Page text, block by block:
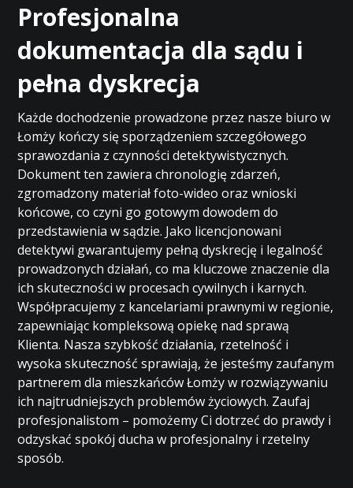
Profesjonalna
dokumentacja dla sądu i
pełna dyskrecja
Każde dochodzenie prowadzone przez nasze biuro w
Łomży kończy się sporządzeniem szczegółowego
sprawozdania z czynności detektywistycznych.
Dokument ten zawiera chronologię zdarzeń,
zgromadzony materiał foto-wideo oraz wnioski
końcowe, co czyni go gotowym dowodem do
przedstawienia w sądzie. Jako licencjonowani
detektywi gwarantujemy pełną dyskrecję i legalność
prowadzonych działań, co ma kluczowe znaczenie dla
ich skuteczności w procesach cywilnych i karnych.
Współpracujemy z kancelariami prawnymi w regionie,
zapewniając kompleksową opiekę nad sprawą
Klienta. Nasza szybkość działania, rzetelność i
wysoka skuteczność sprawiają, że jesteśmy zaufanym
partnerem dla mieszkańców Łomży w rozwiązywaniu
ich najtrudniejszych problemów życiowych. Zaufaj
profesjonalistom – pomożemy Ci dotrzeć do prawdy i
odzyskać spokój ducha w profesjonalny i rzetelny
sposób.